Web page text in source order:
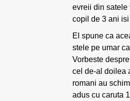
evreii din satele
copil de 3 ani
El spune ca
stele pe umar
Vorbeste
cel de-al doilea
romani au
adus cu caruta